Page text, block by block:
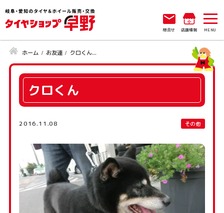
問合せ 店舗情報
ホーム お友達 クロくん...
クロくん
2016.11.08 その他